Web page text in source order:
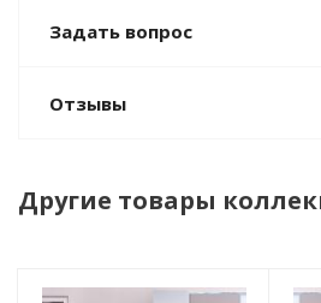
Задать вопрос
Отзывы
Другие товары